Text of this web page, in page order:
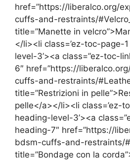
href=”https://liberalco.org/
cuffs-and-restraints/
title=”Manette in
</li><li class=’ez-toc-page-
level-3’><a class=”ez-toc-
6″ href=”https://
cuffs-and-restraints/
title=”Restrizioni in
pelle</a></li><li class=’ez-
heading-level-3’><a
heading-7″ href=”https://
bdsm-cuffs-and-restraints/
title=”Bondage con la